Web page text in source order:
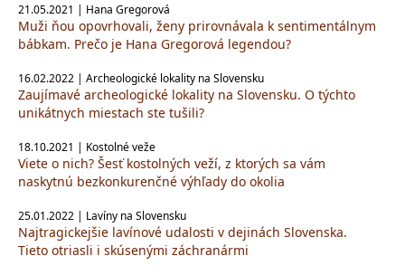
21.05.2021 | Hana Gregorová
Muži ňou opovrhovali, ženy prirovnávala k sentimentálnym
bábkam. Prečo je Hana Gregorová legendou?
16.02.2022 | Archeologické lokality na Slovensku
Zaujímavé archeologické lokality na Slovensku. O týchto
unikátnych miestach ste tušili?
18.10.2021 | Kostolné veže
Viete o nich? Šesť kostolných veží, z ktorých sa vám
naskytnú bezkonkurenčné výhľady do okolia
25.01.2022 | Lavíny na Slovensku
Najtragickejšie lavínové udalosti v dejinách Slovenska.
Tieto otriasli i skúsenými záchranármi